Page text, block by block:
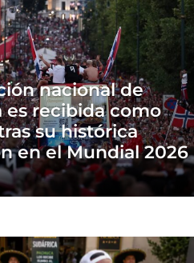
nacional de
es recibida como
su histórica
en el Mundial 2026